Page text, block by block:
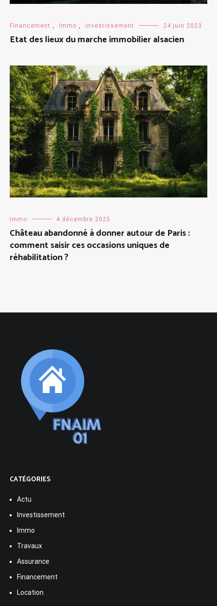
Financement Immo Investissement 24 juin 2023
Etat des lieux du marche immobilier alsacien
Immo 4 décembre 2025
Château abandonné à donner autour de Paris :
comment saisir ces occasions uniques de
réhabilitation ?
CATÉGORIES
Actu
Investissement
Immo
Travaux
Assurance
Financement
Location